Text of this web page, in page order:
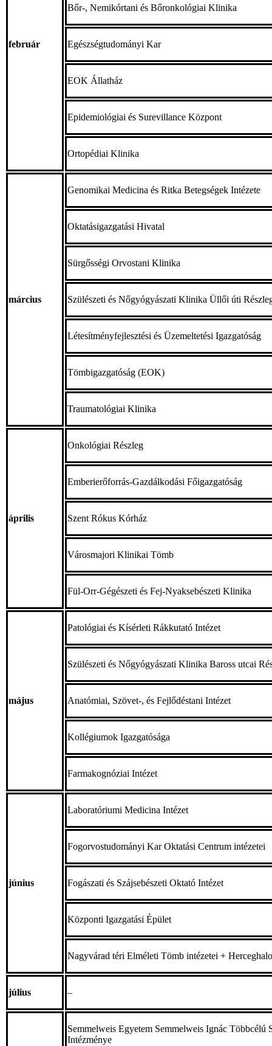
február
Bőr-, Nemikórtani és Bőronkológiai Klinika
Egészségtudományi Kar
EOK Állatház
Epidemiológiai és Surevillance Központ
Ortopédiai Klinika
március
Genomikai Medicina és Ritka Betegségek Intézete
Oktatásigazgatási Hivatal
Sürgősségi Orvostani Klinika
Szülészeti és Nőgyógyászati Klinika Üllői úti
Létesítményfejlesztési és Üzemeltetési Igazgatóság
Tömbigazgatóság (EOK)
Traumatológiai Klinika
április
Onkológiai Részleg
Emberierőforrás-Gazdálkodási Főigazgatóság
Szent Rókus Kórház
Városmajori Klinikai Tömb
Fül-Orr-Gégészeti és Fej-Nyaksebészeti Klinika
május
Patológiai és Kísérleti Rákkutató Intézet
Szülészeti és Nőgyógyászati Klinika Baross utcai
Anatómiai, Szövet-, és Fejlődéstani Intézet
Kollégiumok Igazgatósága
Farmakognóziai Intézet
június
Laboratóriumi Medicina Intézet
Fogorvostudományi Kar Oktatási Centrum intézetei
Fogászati és Szájsebészeti Oktató Intézet
Központi Igazgatási Épület
Nagyvárad téri Elméleti Tömb intézetei +
július –
Semmelweis Egyetem Semmelweis Ignác Többcélú
Intézménye